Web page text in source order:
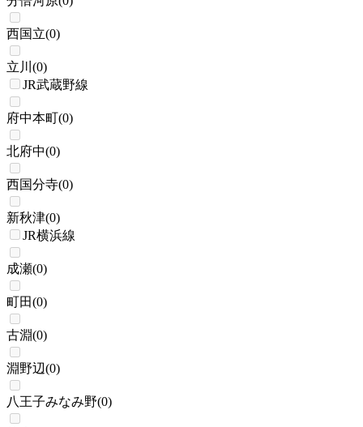
西国立(0)
立川 (0)
JR武蔵野線
府中本町(0)
北府中(0)
西国分寺(0)
新秋津(0)
JR横浜線
成瀬(0)
町田(0)
古淵(0)
淵野辺(0)
八王子みなみ野(0)